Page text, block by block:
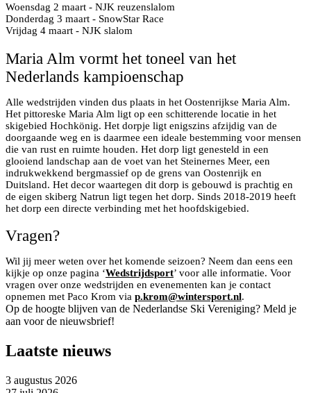
Woensdag 2 maart - NJK reuzenslalom
Donderdag 3 maart - SnowStar Race
Vrijdag 4 maart - NJK slalom
Maria Alm vormt het toneel van het
Nederlands kampioenschap
Alle wedstrijden vinden dus plaats in het Oostenrijkse Maria Alm.
Het pittoreske Maria Alm ligt op een schitterende locatie in het
skigebied Hochkönig. Het dorpje ligt enigszins afzijdig van de
doorgaande weg en is daarmee een ideale bestemming voor mensen
die van rust en ruimte houden. Het dorp ligt genesteld in een
glooiend landschap aan de voet van het Steinernes Meer, een
indrukwekkend bergmassief op de grens van Oostenrijk en
Duitsland. Het decor waartegen dit dorp is gebouwd is prachtig en
de eigen skiberg Natrun ligt tegen het dorp. Sinds 2018-2019 heeft
het dorp een directe verbinding met het hoofdskigebied.
Vragen?
Wil jij meer weten over het komende seizoen? Neem dan eens een
kijkje op onze pagina ‘Wedstrijdsport’ voor alle informatie. Voor
vragen over onze wedstrijden en evenementen kan je contact
opnemen met Paco Krom via p.krom@wintersport.nl.
Op de hoogte blijven van de Nederlandse Ski Vereniging? Meld je
aan voor de nieuwsbrief!
Laatste nieuws
3 augustus 2026